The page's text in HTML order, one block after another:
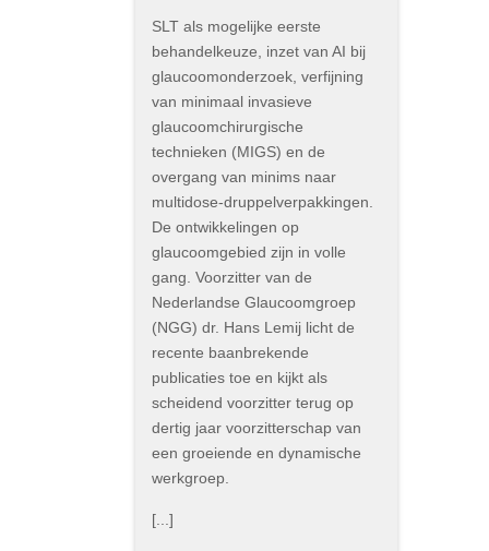
SLT als mogelijke eerste
behandelkeuze, inzet van AI bij
glaucoomonderzoek, verfijning
van minimaal invasieve
glaucoomchirurgische
technieken (MIGS) en de
overgang van minims naar
multidose-druppelverpakkingen.
De ontwikkelingen op
glaucoomgebied zijn in volle
gang. Voorzitter van de
Nederlandse Glaucoomgroep
(NGG) dr. Hans Lemij licht de
recente baanbrekende
publicaties toe en kijkt als
scheidend voorzitter terug op
dertig jaar voorzitterschap van
een groeiende en dynamische
werkgroep.
[...]